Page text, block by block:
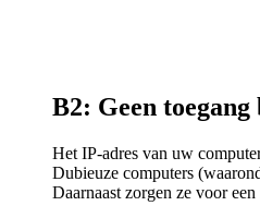
B2: Geen toegang
Het IP-adres van uw
Dubieuze computers
Daarnaast zorgen ze voor